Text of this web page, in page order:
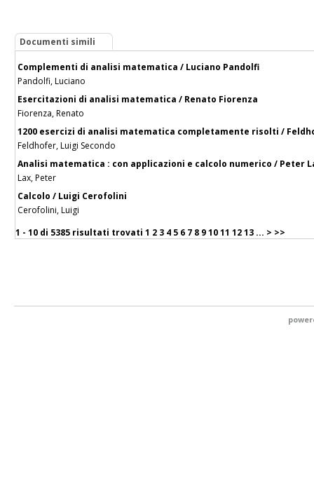
Documenti simili
Complementi di analisi matematica / Luciano Pandolfi
Pandolfi, Luciano
Esercitazioni di analisi matematica / Renato Fiorenza
Fiorenza, Renato
1200 esercizi di analisi matematica completamente risolti /
Feldhofer, Luigi Secondo
Analisi matematica : con applicazioni e calcolo numerico / Peter
Lax, Peter
Calcolo / Luigi Cerofolini
Cerofolini, Luigi
1 - 10 di 5385 risultati trovati 1 2 3 4 5 6 7 8 91011 1213 ... > >>